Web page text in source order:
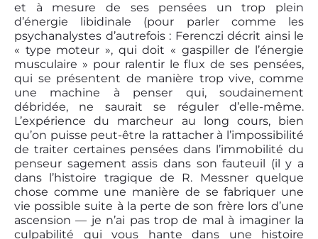
et à mesure de ses pensées un trop plein
d’énergie libidinale (pour parler comme les
psychanalystes d’autrefois : Ferenczi décrit ainsi le
« type moteur », qui doit « gaspiller de l’énergie
musculaire » pour ralentir le flux de ses pensées,
qui se présentent de manière trop vive, comme
une machine à penser qui, soudainement
débridée, ne saurait se réguler d’elle-même.
L’expérience du marcheur au long cours, bien
qu’on puisse peut-être la rattacher à l’impossibilité
de traiter certaines pensées dans l’immobilité du
penseur sagement assis dans son fauteuil (il y a
dans l’histoire tragique de R. Messner quelque
chose comme une manière de se fabriquer une
vie possible suite à la perte de son frère lors d’une
ascension — je n’ai pas trop de mal à imaginer la
culpabilité qui vous hante dans une histoire